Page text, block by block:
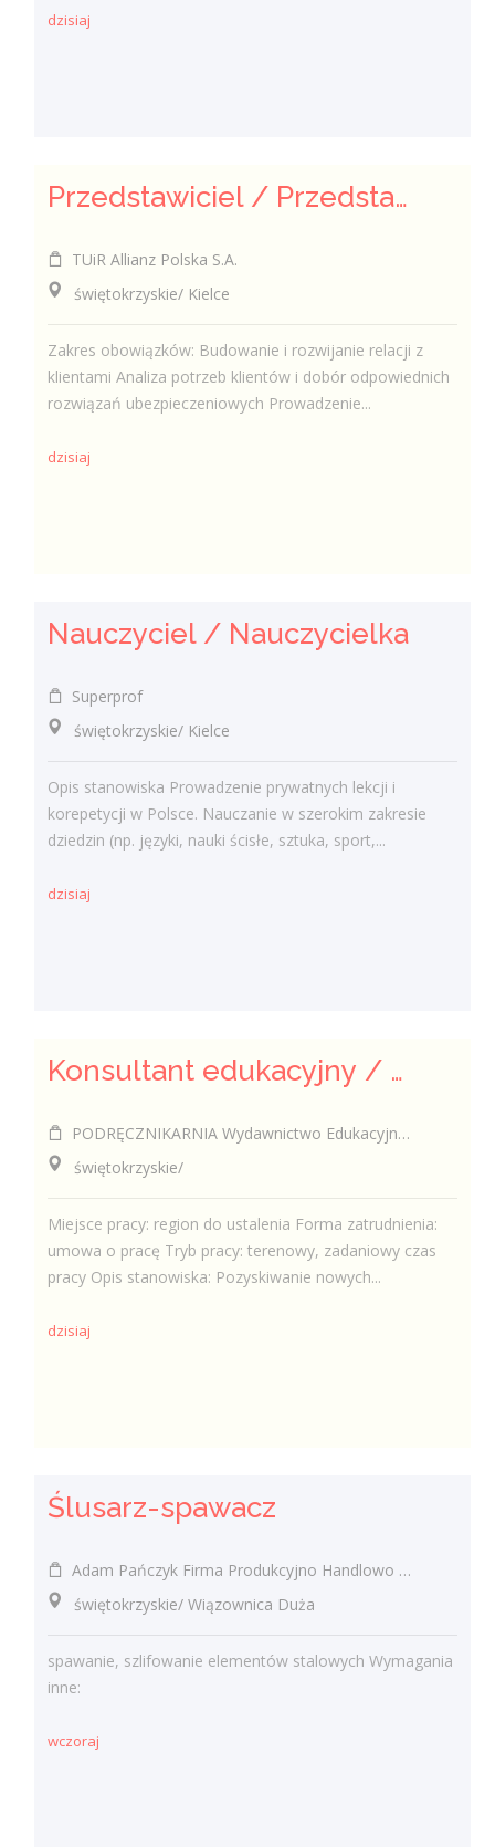
dzisiaj
Przedstawiciel / Przedstawicielka ds. sprzedaży ubezpieczeń majątkowych
TUiR Allianz Polska S.A.
świętokrzyskie/ Kielce
Zakres obowiązków: Budowanie i rozwijanie relacji z
klientami Analiza potrzeb klientów i dobór odpowiednich
rozwiązań ubezpieczeniowych Prowadzenie...
dzisiaj
Nauczyciel / Nauczycielka
Superprof
świętokrzyskie/ Kielce
Opis stanowiska Prowadzenie prywatnych lekcji i
korepetycji w Polsce. Nauczanie w szerokim zakresie
dziedzin (np. języki, nauki ścisłe, sztuka, sport,...
dzisiaj
Konsultant edukacyjny / Konsultantka edukacyjna
PODRĘCZNIKARNIA Wydawnictwo Edukacyjne Sp. z o.o.
świętokrzyskie/
Miejsce pracy: region do ustalenia Forma zatrudnienia:
umowa o pracę Tryb pracy: terenowy, zadaniowy czas
pracy Opis stanowiska: Pozyskiwanie nowych...
dzisiaj
Ślusarz-spawacz
Adam Pańczyk Firma Produkcyjno Handlowo Usługowa "KONRAD" Wiązownica Duża
świętokrzyskie/ Wiązownica Duża
spawanie, szlifowanie elementów stalowych Wymagania
inne:
wczoraj